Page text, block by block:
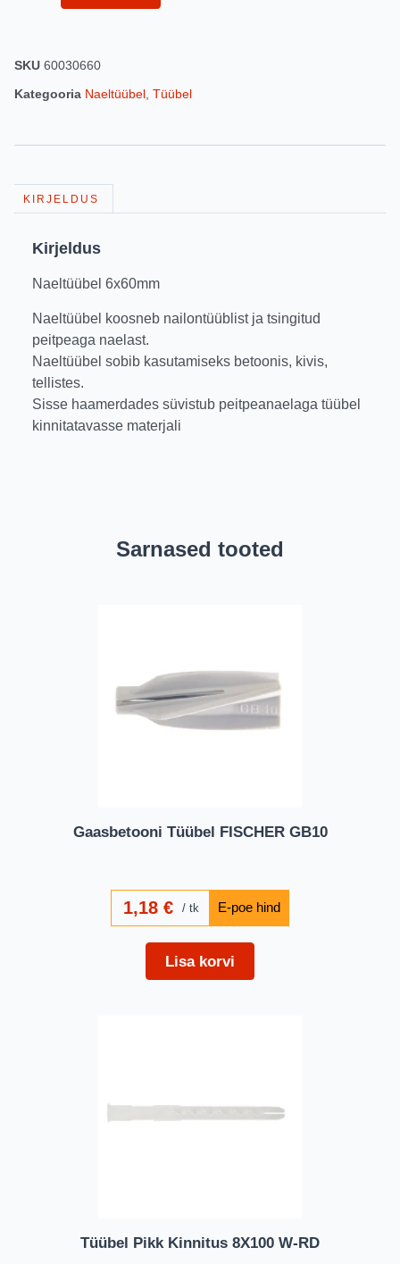
SKU 60030660
Kategooria Naeltüübel, Tüübel
KIRJELDUS
Kirjeldus
Naeltüübel 6x60mm
Naeltüübel koosneb nailontüüblist ja tsingitud
peitpeaga naelast.
Naeltüübel sobib kasutamiseks betoonis, kivis,
tellistes.
Sisse haamerdades süvistub peitpeanaelaga tüübel
kinnitatavasse materjali
Sarnased tooted
Gaasbetooni Tüübel FISCHER GB10
1,18€ tk
Lisa korvi
Tüübel Pikk Kinnitus 8X100 W-RD